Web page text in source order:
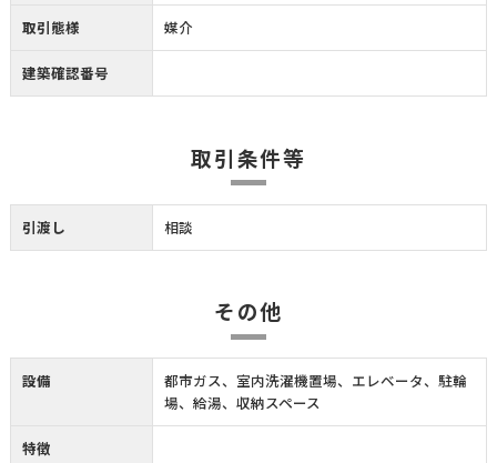
取引態様 媒介
建築確認番号
取引条件等
引渡し 相談
その他
設備
都市ガス、室内洗濯機置場、エレベータ、駐輪
場、給湯、収納スペース
特徴